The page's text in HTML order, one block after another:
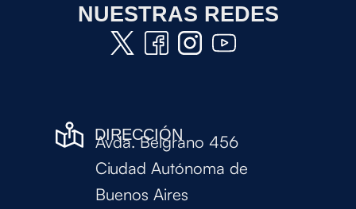
NUESTRAS REDES
DIRECCIÓN
Avda. Belgrano 456
Ciudad Autónoma de
Buenos Aires